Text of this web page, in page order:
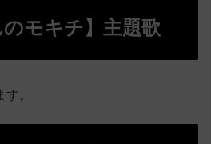
モキチ】主題歌
。